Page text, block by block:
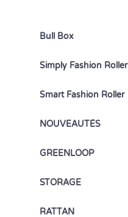
Bull Box
Simply Fashion Roller
Smart Fashion Roller
NOUVEAUTÉS
GREENLOOP
STORAGE
RATTAN